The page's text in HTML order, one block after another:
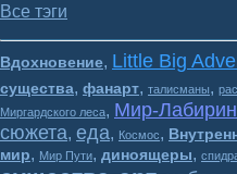
Все тэги
Вдохновение, Little Big
существа, фанарт, талисманы,
Миргардского леса, Мир-
сюжета, еда, Космос,
мир, Мир Пути, диноящеры,